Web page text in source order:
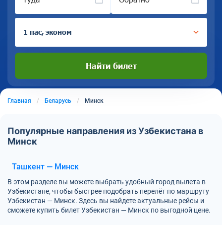
1 пас, эконом
Найти билет
Главная Беларусь Минск
Популярные направления из Узбекистана в
Минск
Ташкент — Минск
В этом разделе вы можете выбрать удобный город вылета в
Узбекистане, чтобы быстрее подобрать перелёт по маршруту
Узбекистан — Минск. Здесь вы найдете актуальные рейсы и
сможете купить билет Узбекистан — Минск по выгодной цене.